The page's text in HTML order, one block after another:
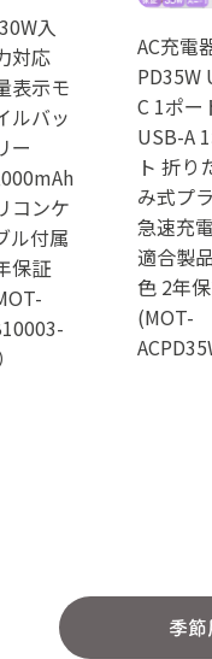
入
対応
表示モ
ルバッ
ー
コンケ
ル付属
保証
AC充電
PD35W
C 1ポー
USB-A
ト 折り
み式プ
急速充
適合製
色 2年
(MOT-
季節